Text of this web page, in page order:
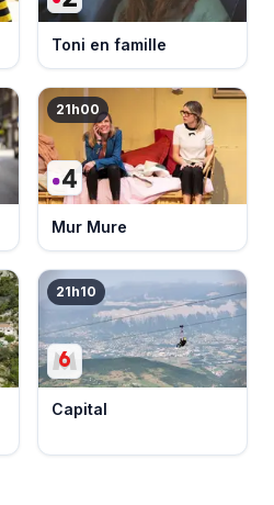
Toni en famille
21h00
Mur Mure
21h10
Capital